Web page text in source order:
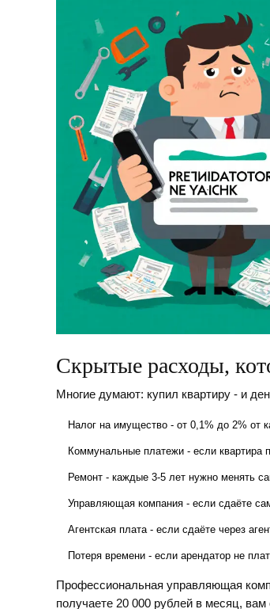
Скрытые расходы,
Многие думают: купил квартиру - и
Налог на имущество - от 0,1% до 2% от
Коммунальные платежи - если квартира
Ремонт - каждые 3-5 лет нужно менять
Управляющая компания - если сдаёте
Агентская плата - если сдаёте через
Потеря времени - если арендатор не
Профессиональная управляющая
получаете 20 000 рублей в месяц,